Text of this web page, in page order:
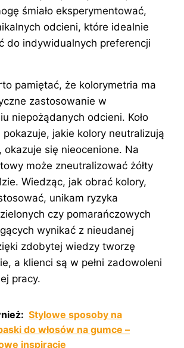
śmiało eksperymentować,
odcieni, które idealnie
do indywidualnych preferencji
pamiętać, że kolorymetria ma
zastosowanie w
niepożądanych odcieni. Koło
pokazuje, jakie kolory neutralizują
okazuje się nieocenione. Na
może zneutralizować żółty
Wiedząc, jak obrać kolory,
unikam ryzyka
czy pomarańczowych
wynikać z nieudanej
zdobytej wiedzy tworzę
a klienci są w pełni zadowoleni
pracy.
Stylowe sposoby na
do włosów na gumce –
inspiracje